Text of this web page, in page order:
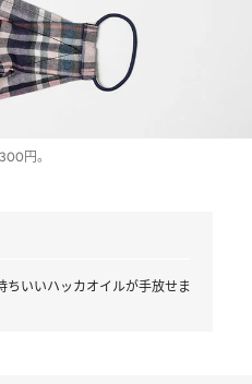
円。
ちいいハッカオイルが手放せま